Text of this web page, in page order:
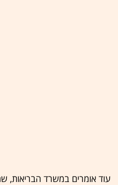
עוד אומרים במשרד הבריאות,